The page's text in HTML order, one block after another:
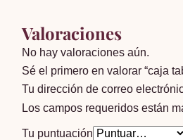
Valoraciones
No hay valoraciones aún.
Sé el primero en valorar “caja
Tu dirección de correo
Los campos requeridos están
Tu puntuación